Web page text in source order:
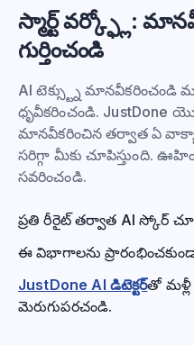
స్మార్ట్ వర్క్ఫ్లో:
గుర్తించండి
AI టెక్స్ట్ను మానవీకరించండి
ధృవీకరించండి. JustDone
మానవీకరించిన తర్వాత ఏ
సరిగ్గా మీకు చూపిస్తుంది.
సవరించండి.
ప్రతి రీరైట్ తర్వాత AI స్కోర్
ఈ విభాగాలను
JustDone AI డిటెక్టర్తో
మెరుగుపరచండి.